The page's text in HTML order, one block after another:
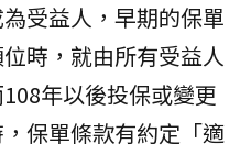
受益人，早期的保單
時，就由所有受益人
108年以後投保或變更
保單條款有約定「適